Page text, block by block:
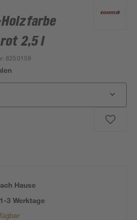
2,5 l
: 8250159
Hause
3 Werktage